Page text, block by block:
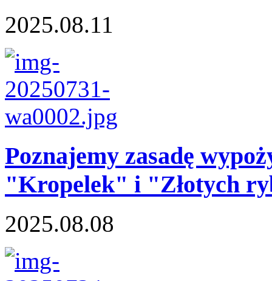
2025.08.11
Poznajemy zasadę
"Kropelek" i "Złotych
2025.08.08